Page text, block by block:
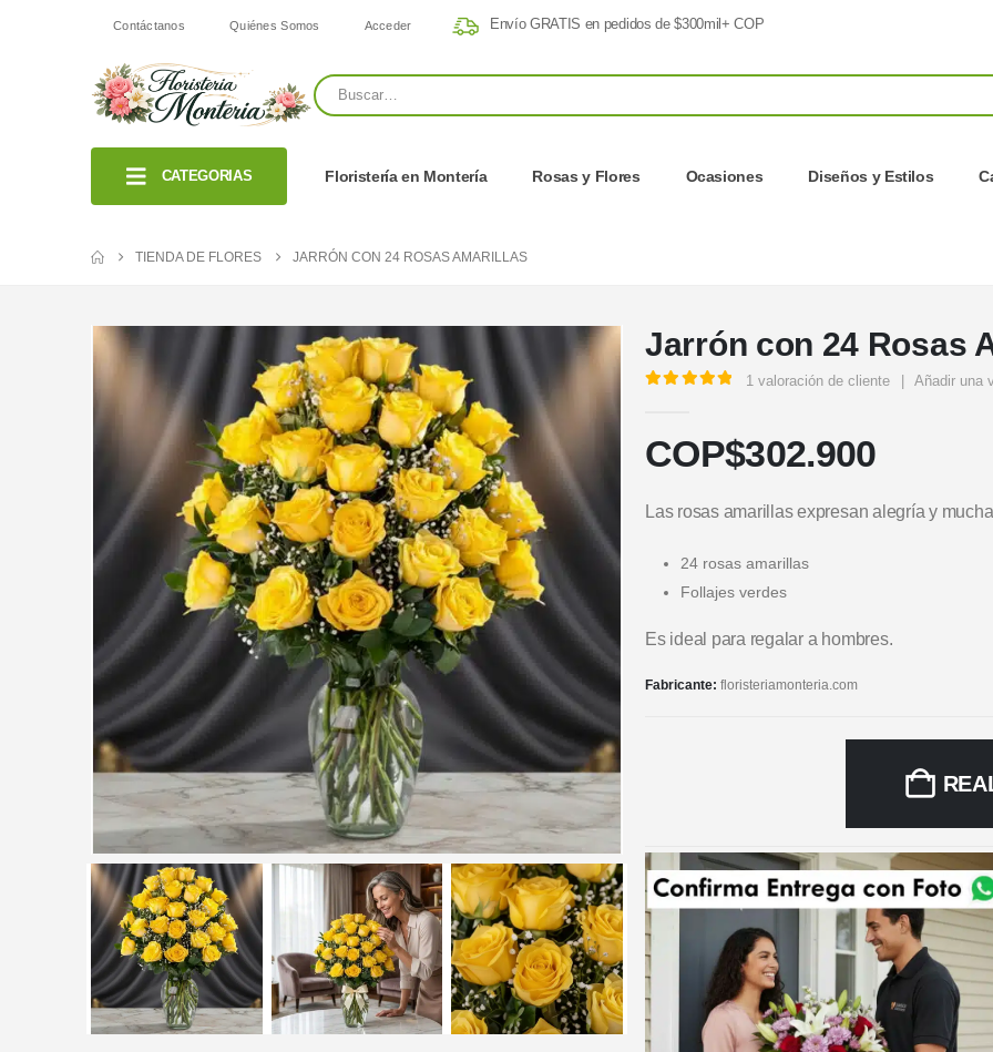
Contáctanos Quiénes Somos Acceder Envío GRATIS en pedidos de $300mil+ COP
CATEGORIAS Floristería en Montería Rosas y Flores Ocasiones Diseños y Estilos
TIENDA DE FLORES JARRÓN CON 24 ROSAS AMARILLAS
Jarrón con 24 Rosas
1 valoración de cliente Añadir una
COP$302.900
Las rosas amarillas expresan alegría y
24 rosas amarillas
Follajes verdes
Es ideal para regalar a hombres.
Fabricante: floristeriamonteria.com